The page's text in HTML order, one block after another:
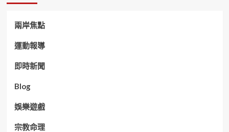
兩岸焦點
運動報導
即時新聞
Blog
娛樂遊戲
宗教命理